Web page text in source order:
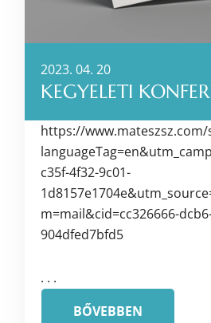
2023. 04. 20
KEGYELETI
https://www.mateszsz.com/
c35f-4f32-9c01-
m=mail&cid=cc326666-
904dfed7bfd5
. . .
BŐVEBBEN